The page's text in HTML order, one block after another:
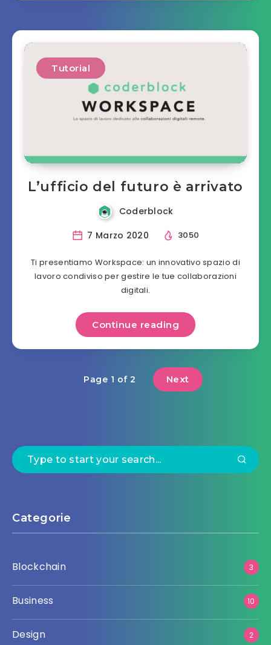
Tutorial
L’ufficio del futuro è arrivato
Coderblock
7 Marzo 2020
3050
Ti presentiamo Workspace: un innovativo spazio di
lavoro condiviso per gestire le tue collaborazioni
digitali.
Continue reading
Page 1 of 2 Next
Categorie
Blockchain 3
Business 10
Design 2